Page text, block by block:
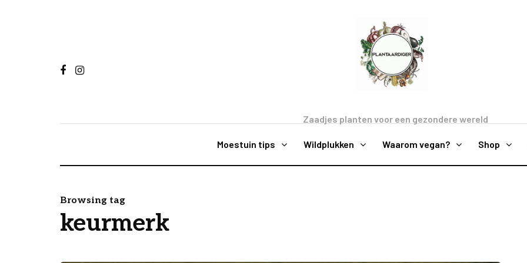
Zaadjes planten voor een gezondere wereld
Moestuin tips Wildplukken Waarom vegan? Shop
Browsing tag
keurmerk